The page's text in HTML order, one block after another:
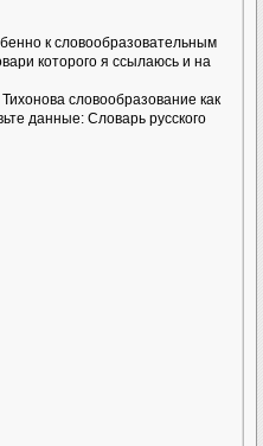
к словообразовательным
которого я ссылаюсь и на
словообразование как
данные: Словарь русского